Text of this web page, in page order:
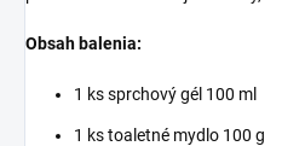
Obsah balenia:
1 ks sprchový gél 100 ml
1 ks toaletné mydlo 100 g